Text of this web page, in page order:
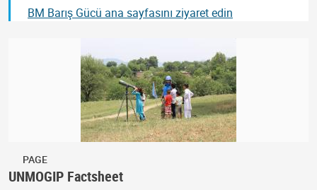
BM Barış Gücü ana sayfasını ziyaret edin
PAGE
UNMOGIP Factsheet